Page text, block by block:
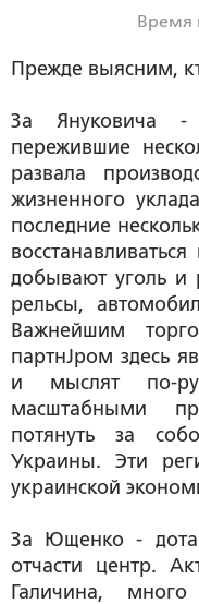
Время
Прежде выясним,
За Януковича -
пережившие
развала
жизненного
последние
добывают уголь и
рельсы,
Важнейшим
партнЈром здесь
и мыслят по-
масштабными
потянуть за
Украины. Эти
украинской
За Ющенко -
отчасти центр.
Галичина,